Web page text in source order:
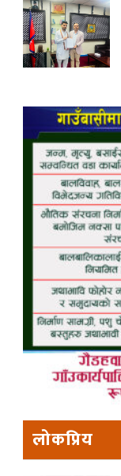
लोकप्रिय